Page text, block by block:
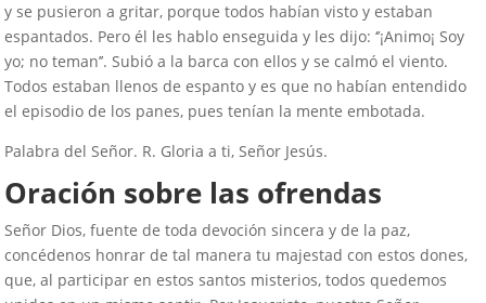
y se pusieron a gritar, porque todos habían visto y estaban
espantados. Pero él les hablo enseguida y les dijo: ‘’¡Animo¡ Soy
yo; no teman’’. Subió a la barca con ellos y se calmó el viento.
Todos estaban llenos de espanto y es que no habían entendido
el episodio de los panes, pues tenían la mente embotada.
Palabra del Señor. R. Gloria a ti, Señor Jesús.
Oración sobre las ofrendas
Señor Dios, fuente de toda devoción sincera y de la paz,
concédenos honrar de tal manera tu majestad con estos dones,
que, al participar en estos santos misterios, todos quedemos